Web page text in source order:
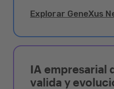
Explorar GeneXus
IA empresarial
valida y